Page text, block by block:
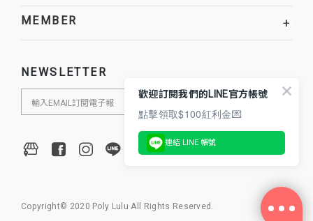
MEMBER +
NEWSLETTER
Copyright© 2020 Poly Lulu All Rights Reserved.
歡迎訂閱我們的LINE官方帳號
點擊領取$100紅利金💌
連結 LINE 帳號